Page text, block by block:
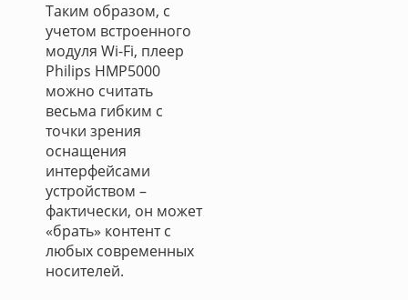
Таким образом, с
учетом встроенного
модуля Wi-Fi, плеер
Philips HMP5000
можно считать
весьма гибким с
точки зрения
оснащения
интерфейсами
устройством –
фактически, он может
«брать» контент с
любых современных
носителей.